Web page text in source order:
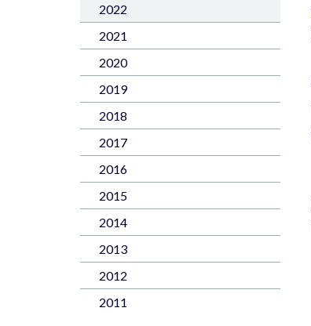
2022
2021
2020
2019
2018
2017
2016
2015
2014
2013
2012
2011